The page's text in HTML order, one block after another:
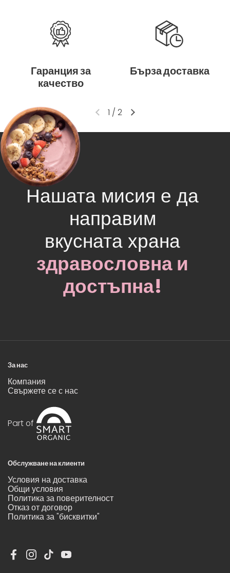
Гаранция за
качество
Бърза доставка
1 / 2
Нашата мисия е да
направим
вкусната храна
здравословна и
достъпна!
За нас
Компания
Свържете се с нас
Part of
Обслужване на клиенти
Условия на доставка
Общи условия
Политика за поверителност
Отказ от договор
Политика за "бисквитки"
Facebook
Instagram
TikTokYouTube